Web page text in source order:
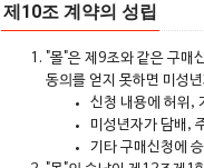
제10조 계약의 성립
"몰"은 제9조와 같은 구매
동의를 얻지 못하면 미성
신청 내용에 허위,
미성년자가 담배,
기타 구매신청에